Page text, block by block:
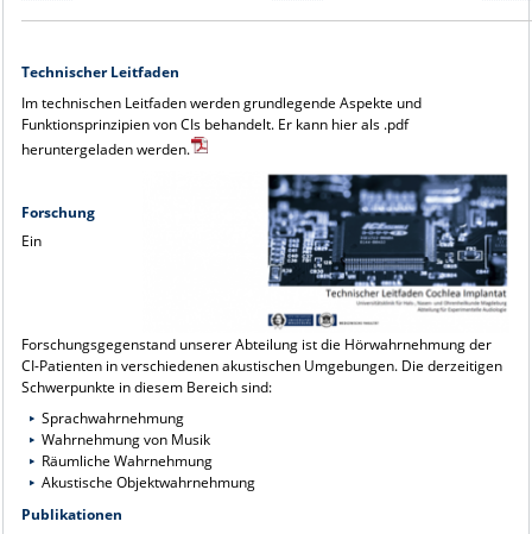
Technischer Leitfaden
Im technischen Leitfaden werden grundlegende Aspekte und
Funktionsprinzipien von CIs behandelt. Er kann hier als .pdf
heruntergeladen werden.
Forschung
Ein
Forschungsgegenstand unserer Abteilung ist die Hörwahrnehmung der
CI-Patienten in verschiedenen akustischen Umgebungen. Die derzeitigen
Schwerpunkte in diesem Bereich sind:
Sprachwahrnehmung
Wahrnehmung von Musik
Räumliche Wahrnehmung
Akustische Objektwahrnehmung
Publikationen